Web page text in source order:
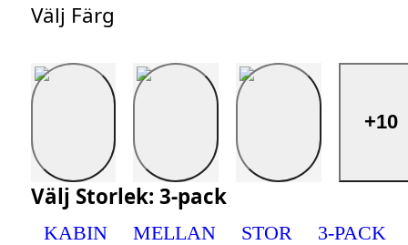
Välj Färg
Välj Färg
+10
Välj Storlek: 3-pack
KABIN MELLAN STOR 3-PACK